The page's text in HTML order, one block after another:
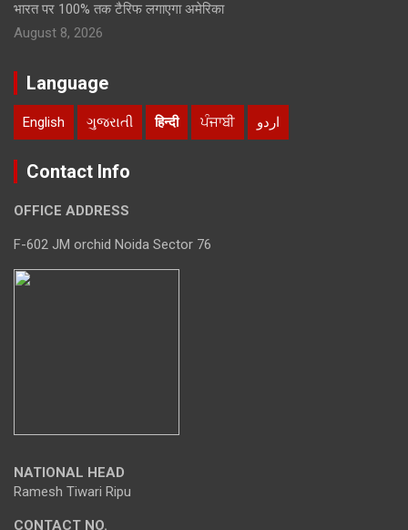
भारत पर 100% तक टैरिफ लगाएगा अमेरिका
August 8, 2026
Language
English ગુજરાતી हिन्दी ਪੰਜਾਬੀ اردو
Contact Info
OFFICE ADDRESS
F-602 JM orchid Noida Sector 76
NATIONAL HEAD
Ramesh Tiwari Ripu
CONTACT NO.